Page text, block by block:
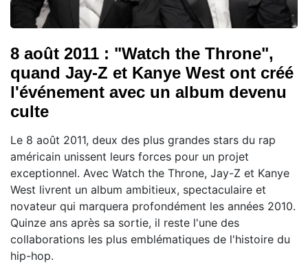
8 août 2011 : "Watch the Throne",
quand Jay-Z et Kanye West ont créé
l'événement avec un album devenu
culte
Le 8 août 2011, deux des plus grandes stars du rap
américain unissent leurs forces pour un projet
exceptionnel. Avec Watch the Throne, Jay-Z et Kanye
West livrent un album ambitieux, spectaculaire et
novateur qui marquera profondément les années 2010.
Quinze ans après sa sortie, il reste l'une des
collaborations les plus emblématiques de l'histoire du
hip-hop.